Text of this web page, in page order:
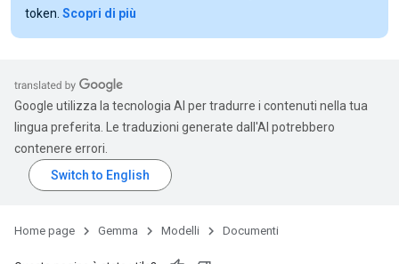
token. Scopri di più
Google utilizza la tecnologia AI per tradurre i contenuti nella tua
lingua preferita. Le traduzioni generate dall'AI potrebbero
contenere errori.
Home page Gemma Modelli Documenti